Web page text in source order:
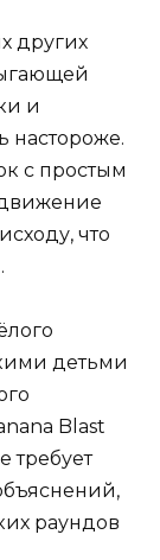
других
и
настороже.
с простым
что
детьми
Blast
требует
раундов